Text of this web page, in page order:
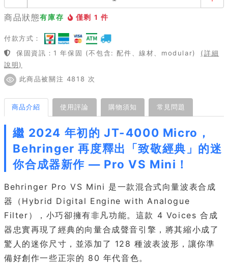
商品狀態有庫存 僅剩 1 件
付款方式：
保固資訊：1 年保固 (不包含: 配件、線材、modular)
(詳細
說明)
此商品被關注 4818 次
商品介紹 使用評論 購物須知 常見問題
繼 2024 年初的 JT-4000 Micro，
Behringer 再度釋出「致敬經典」的迷
你合成器新作 — Pro VS Mini！
Behringer Pro VS Mini 是一款混合式向量波表合成
器（Hybrid Digital Engine with Analogue
Filter），小巧卻擁有非凡功能。這款 4 Voices 合成
器忠實再現了經典的向量合成聲音引擎，將其縮小成了
驚人的迷你尺寸，並添加了 128 種波表波形，讓你準
備好創作一些正宗的 80 年代音色。